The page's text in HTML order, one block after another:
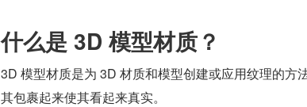
什么是 3D 模型材质？
3D 模型材质是为 3D 材质和模型创建或应用纹理的方
其包裹起来使其看起来真实。